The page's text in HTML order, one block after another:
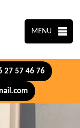
MENU
27 57 46 76